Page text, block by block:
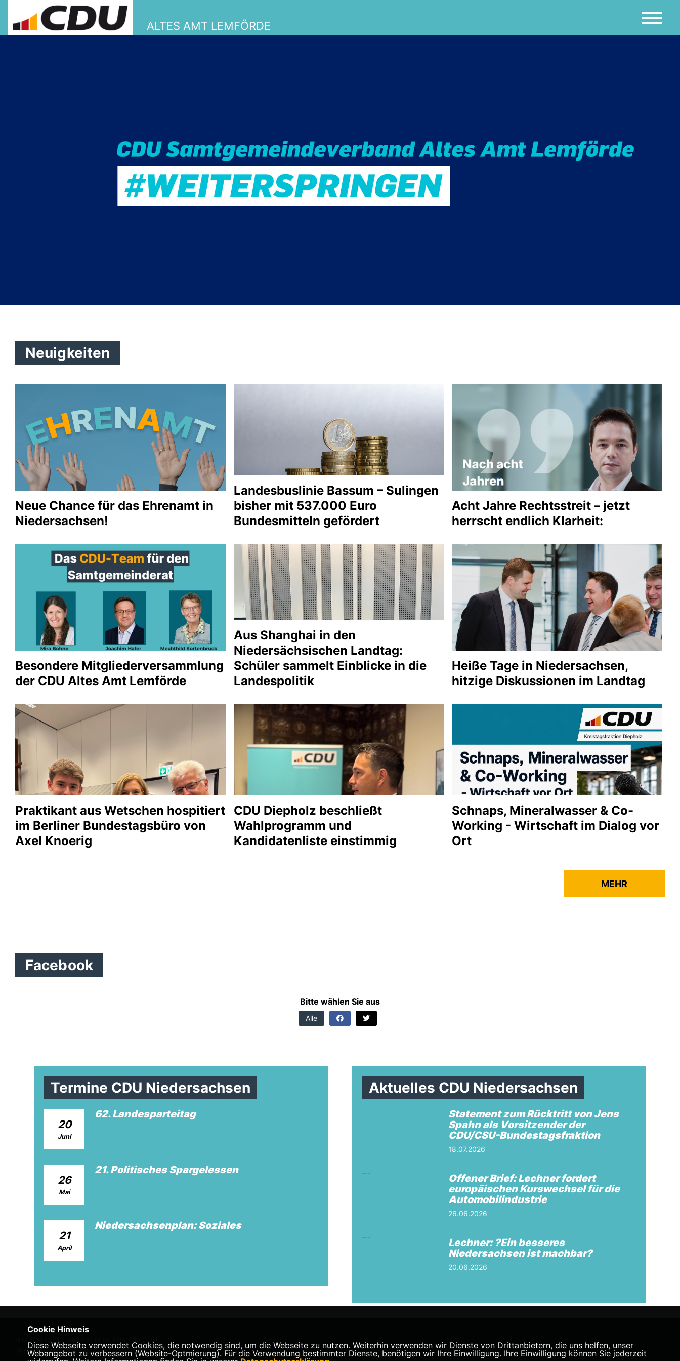
ALTES AMT LEMFÖRDE
Neuigkeiten
Neue Chance für das Ehrenamt in
Niedersachsen!
Landesbuslinie Bassum – Sulingen
bisher mit 537.000 Euro
Bundesmitteln gefördert
Acht Jahre Rechtsstreit – jetzt
herrscht endlich Klarheit:
Besondere Mitgliederversammlung
der CDU Altes Amt Lemförde
Aus Shanghai in den
Niedersächsischen Landtag:
Schüler sammelt Einblicke in die
Landespolitik
Heiße Tage in Niedersachsen,
hitzige Diskussionen im Landtag
Praktikant aus Wetschen hospitiert
im Berliner Bundestagsbüro von
Axel Knoerig
CDU Diepholz beschließt
Wahlprogramm und
Kandidatenliste einstimmig
Schnaps, Mineralwasser & Co-
Working - Wirtschaft im Dialog vor
Ort
MEHR
Facebook
Bitte wählen Sie aus
Alle
Termine CDU Niedersachsen
20
Juni
62. Landesparteitag
26
Mai
21. Politisches Spargelessen
21
April
Niedersachsenplan: Soziales
Aktuelles CDU Niedersachsen
Statement zum Rücktritt von Jens
Spahn als Vorsitzender der
CDU/CSU-Bundestagsfraktion
18.07.2026
Offener Brief: Lechner fordert
europäischen Kurswechsel für die
Automobilindustrie
26.06.2026
Lechner: ?Ein besseres
Niedersachsen ist machbar?
20.06.2026
der Samtgemeinde Altes Amt Lemförde
Cookie Hinweis
Diese Webseite verwendet Cookies, die notwendig sind, um die Webseite zu nutzen. Weiterhin verwenden wir Dienste von Drittanbietern, die uns helfen, unser
Webangebot zu verbessern (Website-Optmierung). Für die Verwendung bestimmter Dienste, benötigen wir Ihre Einwilligung. Ihre Einwilligung können Sie jederzeit